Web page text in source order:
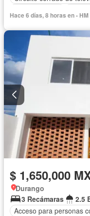
Sin amueblar
Hace 6 días, 8 horas en -
$ 1,650,000
Durango
3 Recámaras
2.5
Acceso para personas